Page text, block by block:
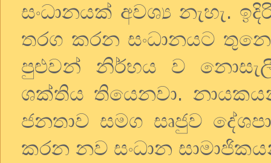
සංධානයක් අවශ්‍ය නැහැ.
තරග කරන සංධානයට
පුළුවන් නිර්භය ව
ශක්තිය තියෙනවා.
ජනතාව සමග සෘජුව
කරන නව සංධාන